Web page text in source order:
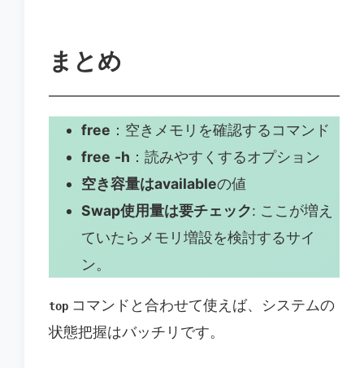
まとめ
free ：空きメモリを確認するコマンド
free -h ：読みやすくするオプション
空き容量はavailableの値
Swap使用量は要チェック: ここが増え
ていたらメモリ増設を検討するサイ
ン。
top コマンドと合わせて使えば、システムの
状態把握はバッチリです。